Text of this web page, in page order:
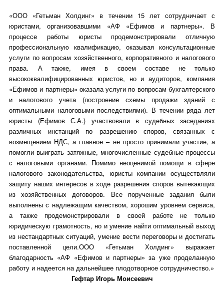
«ООО «Гетьман Холдинг» в течении 15 лет сотрудничает с
юристами, организовавшими «АФ «Ефимов и партнеры». В
процессе работы юристы продемонстрировали отличную
профессиональную квалификацию, оказывая консультационные
услуги по вопросам хозяйственного, корпоративного и налогового
права. А также, имея в своем составе не только
высококвалифицированных юристов, но и аудиторов, компания
«Ефимов и партнеры» оказала услуги по вопросам бухгалтерского
и налогового учета (построение схемы продажи зданий с
оптимальными налоговыми последствиями). В течении ряда лет
юристы (Ефимов С.А.) участвовали в судебных заседаниях
различных инстанций по разрешению споров, связанных с
возмещением НДС, а главное – не просто принимали участие, а
помогли выиграть затяжные, многочисленные судебные процессы
с налоговыми органами. Помимо неоценимой помощи в сфере
налогового законодательства, юристы компании осуществляли
защиту наших интересов в ходе разрешения споров вытекающих
из хозяйственных договоров. Все порученные задания были
выполнены с надлежащим качеством, хорошим уровнем сервиса,
а также продемонстрировали в своей работе не только
юридическую грамотность, но и умение найти оптимальный выход
из нестандартных ситуаций, умение вести переговоры и достигать
поставленной цели.ООО «Гетьман Холдинг» выражает
благодарность «АФ «Ефимов и партнеры» за уже проделанную
работу и надеется на дальнейшее плодотворное сотрудничество.»
Гефтар Игорь Моисеевич